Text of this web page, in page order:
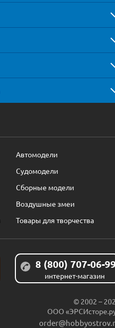
Автомодели
Судомодели
Сборные модели
Воздушные змеи
Товары для творчества
8 (800) 707-06-
интернет-магазин
© 2002 –
ООО